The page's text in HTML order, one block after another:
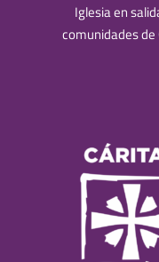
Iglesia en
comunidades